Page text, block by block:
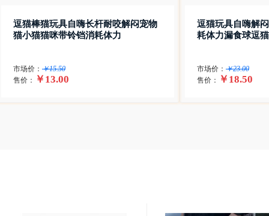
逗猫棒猫玩具自嗨长杆耐咬解闷宠物
猫小猫猫咪带铃铛消耗体力
市场价： ￥15.50
售价：
￥13.00
逗猫玩具自嗨解
耗体力漏食球逗
市场价： ￥23.00
售价：
￥18.50